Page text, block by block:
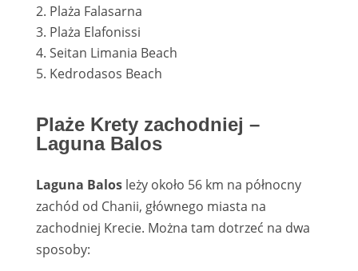
Plaża Falasarna
Plaża Elafonissi
Seitan Limania Beach
Kedrodasos Beach
Plaże Krety zachodniej –
Laguna Balos
Laguna Balosleży około 56 km na północny
zachód od Chanii, głównego miasta na
zachodniej Krecie. Można tam dotrzeć na dwa
sposoby: